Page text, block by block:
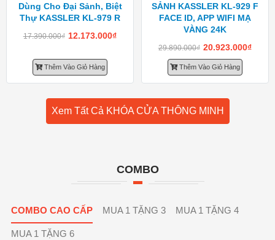
Dùng Cho Đại Sảnh, Biệt
Thự KASSLER KL-979 R
17.390.000₫ 12.173.000₫
Thêm Vào Giỏ Hàng
SẢNH KASSLER KL-929 F
FACE ID, APP WIFI MẠ
VÀNG 24K
29.890.000₫ 20.923.000₫
Thêm Vào Giỏ Hàng
Xem Tất Cả KHÓA CỬA THÔNG MINH
COMBO
COMBO CAO CẤP MUA 1 TẶNG 3 MUA 1 TẶNG 4
MUA 1 TẶNG 6